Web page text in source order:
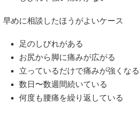
早めに相談したほうがよいケース
足のしびれがある
お尻から脚に痛みが広がる
立っているだけで痛みが強くなる
数日〜数週間続いている
何度も腰痛を繰り返している